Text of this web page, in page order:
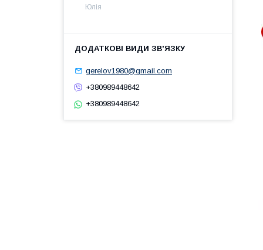
Юлія
gerelov1980@gmail.com
+380989448642
+380989448642